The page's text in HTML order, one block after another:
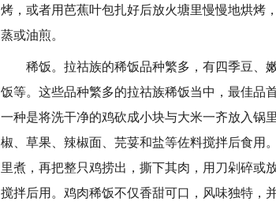
烤，或者用芭蕉叶包扎好后放火塘里慢慢地烘烤
蒸或油煎。
稀饭。拉祜族的稀饭品种繁多，有四季豆、
饭等。这些品种繁多的拉祜族稀饭当中，最佳品
一种是将洗干净的鸡砍成小块与大米一齐放入锅
椒、草果、辣椒面、芫荽和盐等佐料搅拌后食用
里煮，再把整只鸡捞出，撕下其肉，用刀剁碎或
搅拌后用。鸡肉稀饭不仅香甜可口，风味独特，